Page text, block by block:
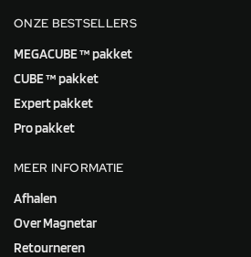
ONZE BESTSELLERS
MEGACUBE ™ pakket
CUBE ™ pakket
Expert pakket
Pro pakket
MEER INFORMATIE
Afhalen
Over Magnetar
Retourneren